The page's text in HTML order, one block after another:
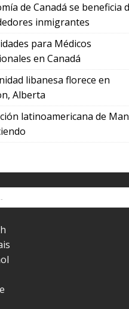
de Canadá se beneficia
inmigrantes
para Médicos
en Canadá
libanesa florece en
Alberta
latinoamericana de